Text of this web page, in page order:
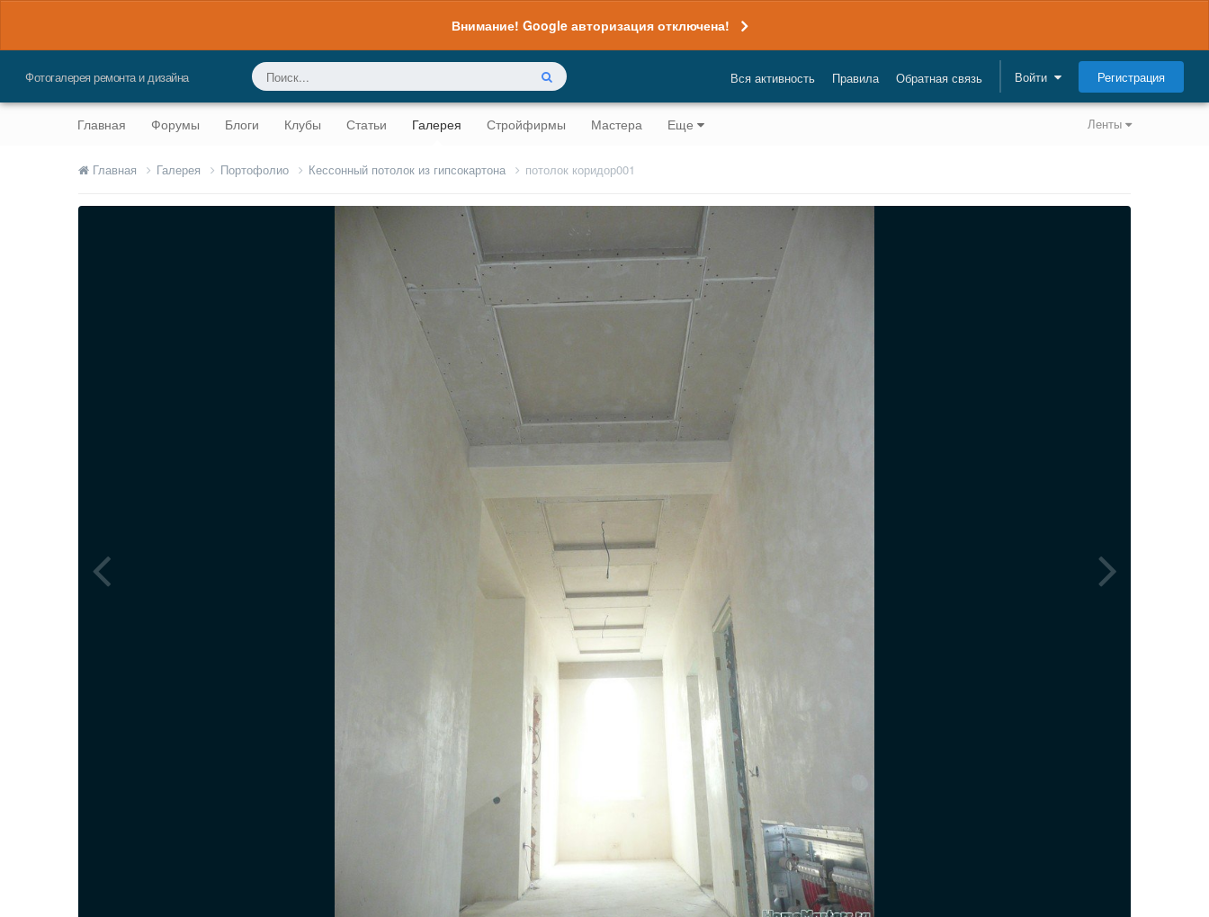
Внимание! Google авторизация отключена!
Фотогалерея ремонта и дизайна Вся активность Правила Обратная связь Войти Регистрация
Ленты
Главная Форумы Блоги Клубы Статьи Галерея Стройфирмы Мастера Еще
Главная Галерея Портофолио Кессонный потолок из гипсокартона потолок коридор001